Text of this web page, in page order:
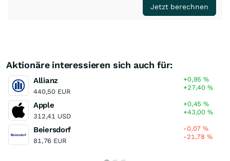
Jetzt berechnen
Aktionäre interessieren sich auch für:
Allianz
440,50 EUR
+0,95%
+27,40%
Apple
312,41 USD
+0,45%
+43,00%
Beiersdorf
81,76 EUR
-0,07%
-21,78%